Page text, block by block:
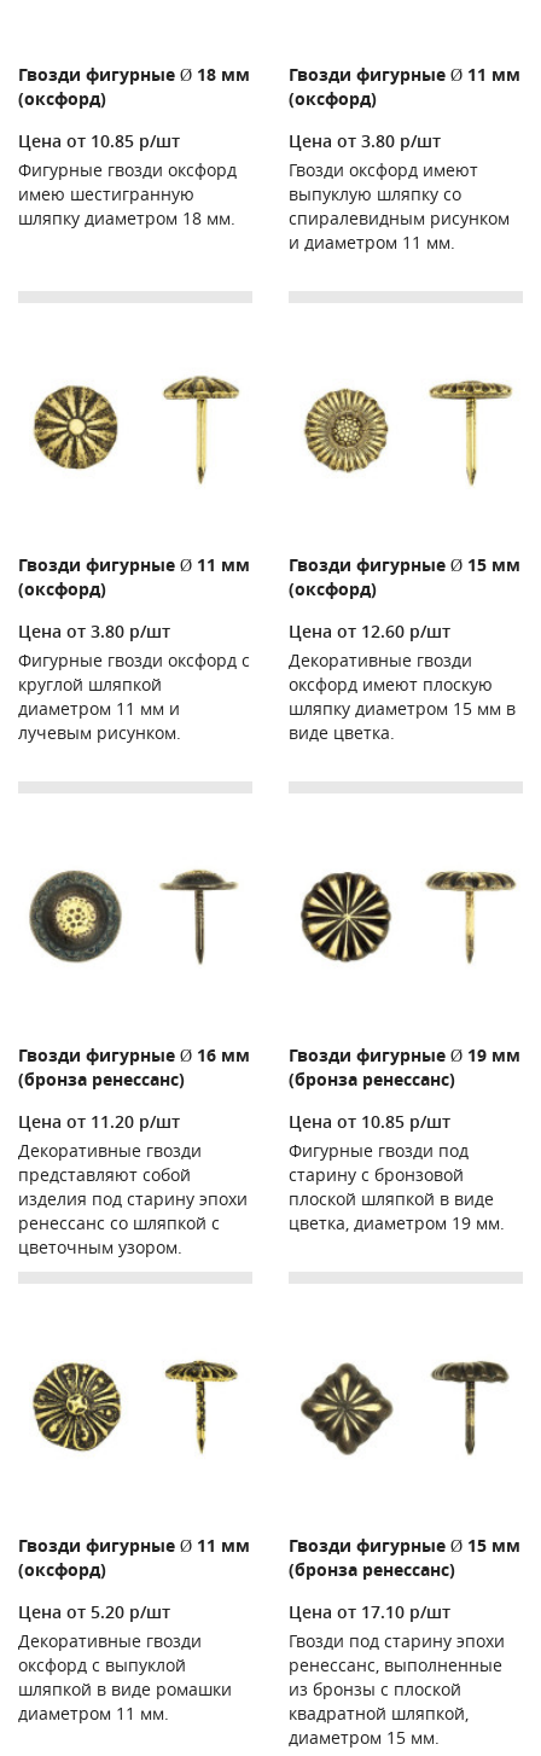
Гвозди фигурные Ø 18 мм
(оксфорд)
Цена от 10.85 р/шт
Фигурные гвозди оксфорд
имею шестигранную
шляпку диаметром 18 мм.
Гвозди фигурные Ø 11 мм
(оксфорд)
Цена от 3.80 р/шт
Гвозди оксфорд имеют
выпуклую шляпку со
спиралевидным рисунком
и диаметром 11 мм.
Гвозди фигурные Ø 11 мм
(оксфорд)
Цена от 3.80 р/шт
Фигурные гвозди оксфорд с
круглой шляпкой
диаметром 11 мм и
лучевым рисунком.
Гвозди фигурные Ø 15 мм
(оксфорд)
Цена от 12.60 р/шт
Декоративные гвозди
оксфорд имеют плоскую
шляпку диаметром 15 мм в
виде цветка.
Гвозди фигурные Ø 16 мм
(бронза ренессанс)
Цена от 11.20 р/шт
Декоративные гвозди
представляют собой
изделия под старину эпохи
ренессанс со шляпкой с
цветочным узором.
Гвозди фигурные Ø 19 мм
(бронза ренессанс)
Цена от 10.85 р/шт
Фигурные гвозди под
старину с бронзовой
плоской шляпкой в виде
цветка, диаметром 19 мм.
Гвозди фигурные Ø 11 мм
(оксфорд)
Цена от 5.20 р/шт
Декоративные гвозди
оксфорд с выпуклой
шляпкой в виде ромашки
диаметром 11 мм.
Гвозди фигурные Ø 15 мм
(бронза ренессанс)
Цена от 17.10 р/шт
Гвозди под старину эпохи
ренессанс, выполненные
из бронзы с плоской
квадратной шляпкой,
диаметром 15 мм.